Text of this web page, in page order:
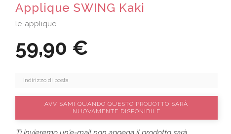
Applique SWING Kaki
le-applique
59,90 €
AVVISAMI QUANDO QUESTO PRODOTTO SARÀ
NUOVAMENTE DISPONIBILE